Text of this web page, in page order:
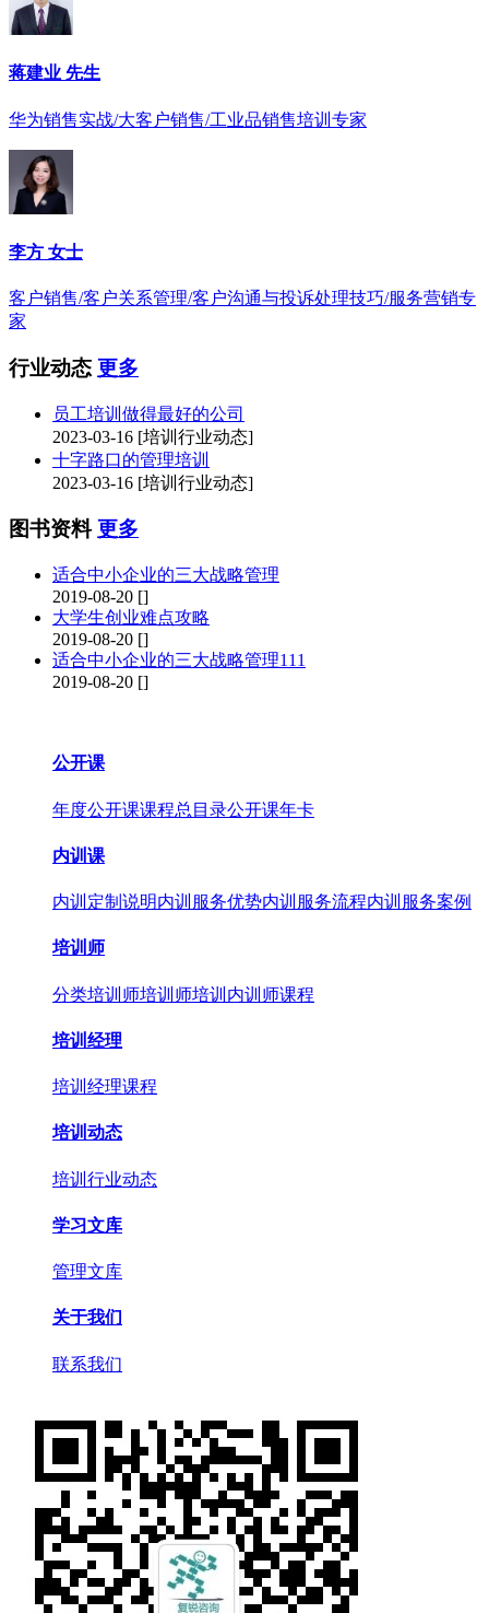
蒋建业 先生
华为销售实战/大客户销售/工业品销售培训专家
李方 女士
客户销售/客户关系管理/客户沟通与投诉处理技巧/服务营销专
家
行业动态 更多
员工培训做得最好的公司
2023-03-16 [培训行业动态]
十字路口的管理培训
2023-03-16 [培训行业动态]
图书资料更多
适合中小企业的三大战略管理
2019-08-20 []
大学生创业难点攻略
2019-08-20 []
适合中小企业的三大战略管理111
2019-08-20 []
公开课
年度公开课课程总目录公开课年卡
内训课
内训定制说明内训服务优势内训服务流程内训服务案例
培训师
分类培训师培训师培训 内训师课程
培训经理
培训经理课程
培训动态
培训行业动态
学习文库
管理文库
关于我们
联系我们